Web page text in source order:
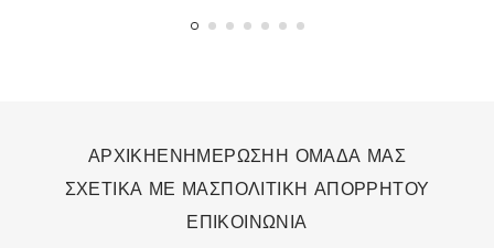
ΑΡΧΙΚΗΕΝΗΜΕΡΩΣΗΗ ΟΜΑΔΑ ΜΑΣ
ΣΧΕΤΙΚΑ ΜΕ ΜΑΣΠΟΛΙΤΙΚΗ ΑΠΟΡΡΗΤΟΥ
ΕΠΙΚΟΙΝΩΝΙΑ